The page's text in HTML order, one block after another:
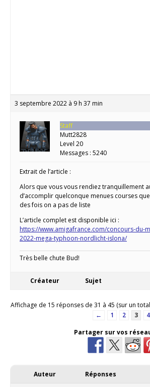
3 septembre 2022 à 9 h 37 min
Staff
Mutt2828
Level 20
Messages : 5240
Extrait de l’article :
Alors que vous vous rendiez tranquillement
d’accomplir quelconque menues courses
des fois on a pas de liste
L’article complet est disponible ici :
https://www.amigafrance.com/concours-du-
2022-mega-typhoon-nordlicht-islona/
Très belle chute Bud!
Créateur Sujet
Affichage de 15 réponses de 31 à 45 (sur un
←
1 2 3 4
Partager sur vos
Auteur Réponses